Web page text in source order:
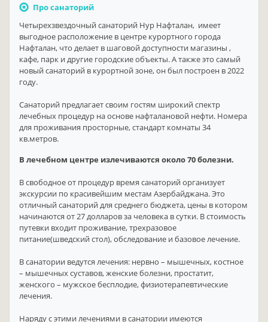
Про санаторий
Четырехзвездочный санаторий Нур Нафталан, имеет
выгодное расположение в центре курортного города
Нафталан, что делает в шаговой доступности магазины ,
кафе, парк и другие городские объекты. А также это самый
новый санаторий в курортной зоне, он был построен в 2022
году.
Санаторий предлагает своим гостям широкий спектр
лечебных процедур на основе нафталановой нефти. Номера
для проживания просторные, стандарт комнаты 34
кв.метров.
В лечебном центре излечиваются около 70 болезни.
В свободное от процедур время санаторий организует
экскурсии по красивейшим местам Азербайджана. Это
отличный санаторий для среднего бюджета, цены в котором
начинаются от 27 долларов за человека в сутки. В стоимость
путевки входит проживание, трехразовое
питание(шведский стол), обследование и базовое лечение.
В санатории ведутся лечения: нервно – мышечных, костное
– мышечных суставов, женские болезни, простатит,
женского – мужское бесплодие, физиотерапевтические
лечения.
Наряду с этими лечениями в санатории имеются